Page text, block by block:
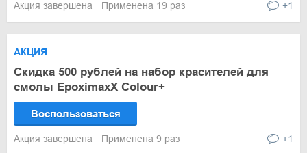
Акция завершена Применена 19 раз +1
АКЦИЯ
Скидка 500 рублей на набор красителей для
смолы EpoximaxX Colour+
Воспользоваться
Акция завершена Применена 9 раз +1